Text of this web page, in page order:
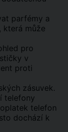
parfémy a
která může
pro
v
proti
zásuvek.
telefony
telefon
dochází k